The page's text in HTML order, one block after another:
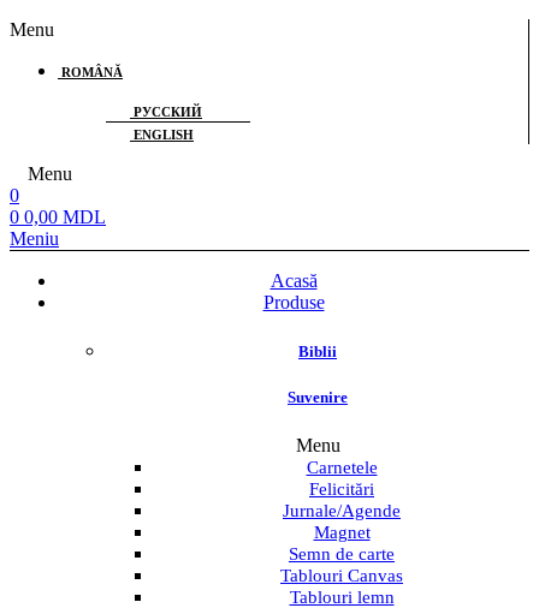
Menu
ROMÂNĂ
РУССКИЙ
ENGLISH
Menu
0
0 0,00 MDL
Meniu
Acasă
Produse
Biblii
Suvenire
Menu
Carnetele
Felicitări
Jurnale/Agende
Magnet
Semn de carte
Tablouri Canvas
Tablouri lemn